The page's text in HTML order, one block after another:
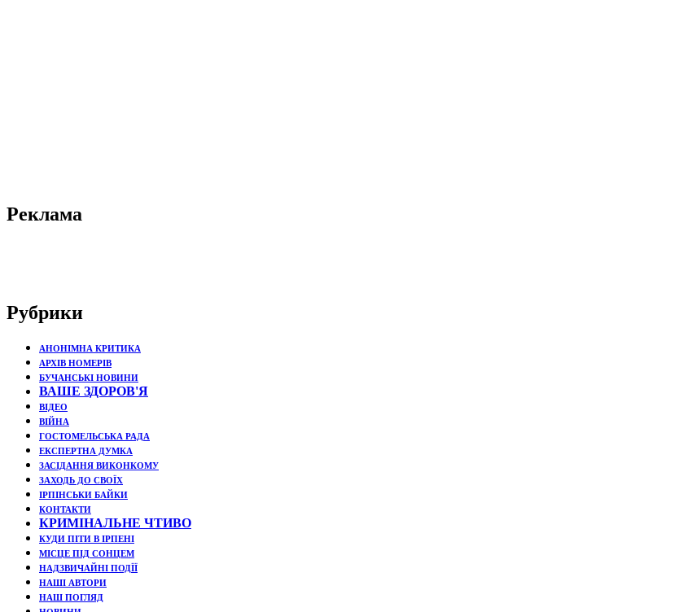
Реклама
Рубрики
АНОНІМНА КРИТИКА
АРХІВ НОМЕРІВ
БУЧАНСЬКІ НОВИНИ
ВАШЕ ЗДОРОВ'Я
ВІДЕО
ВІЙНА
ГОСТОМЕЛЬСЬКА РАДА
ЕКСПЕРТНА ДУМКА
ЗАСІДАННЯ ВИКОНКОМУ
ЗАХОДЬ ДО СВОЇХ
ІРПІНСЬКИ БАЙКИ
КОНТАКТИ
КРИМІНАЛЬНЕ ЧТИВО
КУДИ ПІТИ В ІРПЕНІ
МІСЦЕ ПІД СОНЦЕМ
НАДЗВИЧАЙНІ ПОДЇЇ
НАШІ АВТОРИ
НАШ ПОГЛЯД